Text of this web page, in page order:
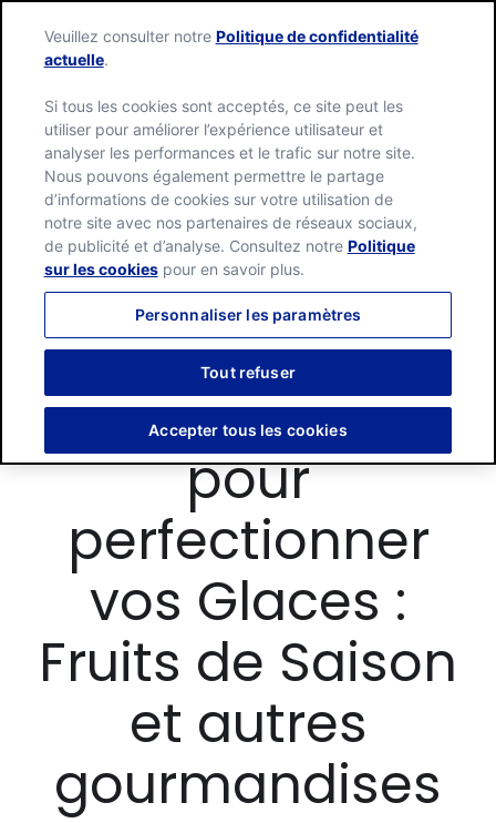
Idées de
Toppings Maison
pour
perfectionner
vos Glaces :
Fruits de Saison
et autres
gourmandises
Veuillez consulter notre Politique de confidentialité
actuelle.
Si tous les cookies sont acceptés, ce site peut les
utiliser pour améliorer l’expérience utilisateur et
analyser les performances et le trafic sur notre site.
Nous pouvons également permettre le partage
d’informations de cookies sur votre utilisation de
notre site avec nos partenaires de réseaux sociaux,
de publicité et d’analyse. Consultez notre Politique
sur les cookiespour en savoir plus.
Personnaliser les paramètres
Tout refuser
Accepter tous les cookies